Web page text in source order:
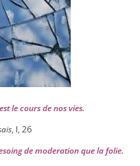
le cours de nos vies.
, I, 26
de mode­ra­tion que la folie.